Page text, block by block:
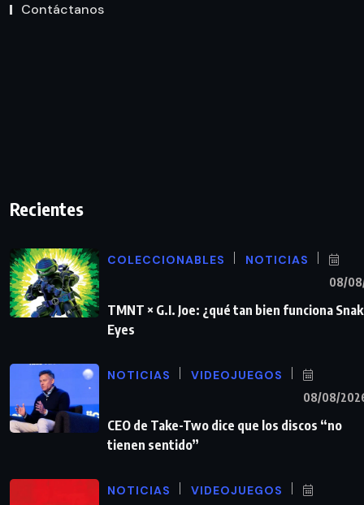
Contáctanos
Recientes
COLECCIONABLES NOTICIAS
08/
TMNT × G.I. Joe: ¿qué tan bien funciona
Eyes
NOTICIAS VIDEOJUEGOS
08/08/
CEO de Take-Two dice que los discos “no
tienen sentido”
NOTICIAS VIDEOJUEGOS